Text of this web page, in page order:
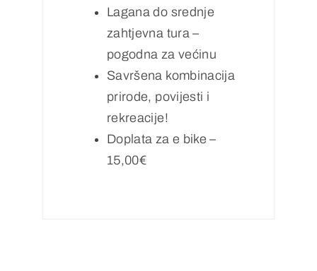
Lagana do srednje
zahtjevna tura –
pogodna za većinu
Savršena kombinacija
prirode, povijesti i
rekreacije!
Doplata za e bike –
15,00€